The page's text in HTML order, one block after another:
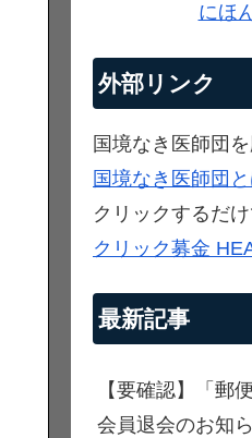
にほ
外部リンク
国境なき医師団
国境なき医師団
クリックするだ
クリック募金
最新記事
【要確認】「郵
会員退会のお知